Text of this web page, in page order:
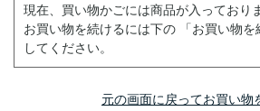
現在、買い物かごには商品が入っており
お買い物を続けるには下の 「お買い物を
してください。
元の画面に戻ってお買い物